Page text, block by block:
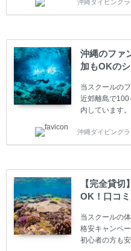
(TEC)のコース
講するお客様
スクールです
は年間を通じ
ックダイバー
ャンペーン ￥
迎 / 保険 / 全て
沖縄ダイビング
沖縄のファ
加もOKの
当スクールの
近郊離島で100
内しています
の方も安心し
グコースもご
イセンスを取
ーター様はフ
10%OFF、フ
沖縄本島周辺
込)【 2ビーチ
沖縄ダイビング
【完全貸
OK！口コ
当スクールの
格安キャンペ
初心者の方も